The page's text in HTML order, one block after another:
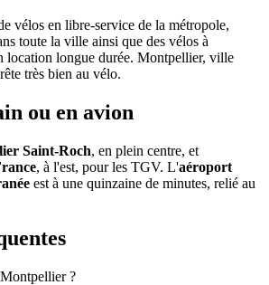
vélos en libre-service de la métropole,
toute la ville ainsi que des vélos à
location longue durée. Montpellier, ville
très bien au vélo.
ou en avion
Saint-Roch, en plein centre, et
, à l'est, pour les TGV. L'aéroport
est à une quinzaine de minutes, relié au
?